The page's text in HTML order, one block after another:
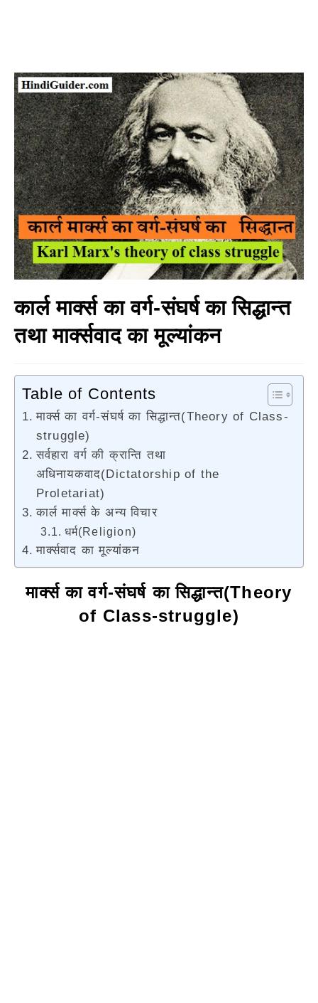
कार्ल मार्क्स का वर्ग-संघर्ष का सिद्धान्त
तथा मार्क्सवाद का मूल्यांकन
Table of Contents
मार्क्स का वर्ग-संघर्ष का सिद्धान्त(Theory of Class-
struggle)
सर्वहारा वर्ग की क्रान्ति तथा
अधिनायकवाद(Dictatorship of the
Proletariat)
कार्ल मार्क्स के अन्य विचार
धर्म(Religion)
मार्क्सवाद का मूल्यांकन
मार्क्स का वर्ग-संघर्ष का सिद्धान्त(Theory
of Class-struggle)